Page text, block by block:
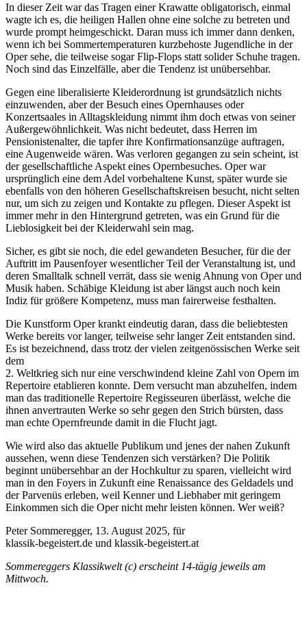
In dieser Zeit war das Tragen einer Krawatte obligatorisch, einmal
wagte ich es, die heiligen Hallen ohne eine solche zu betreten und
wurde prompt heimgeschickt. Daran muss ich immer dann denken,
wenn ich bei Sommertemperaturen kurzbehoste Jugendliche in der
Oper sehe, die teilweise sogar Flip-Flops statt solider Schuhe tragen.
Noch sind das Einzelfälle, aber die Tendenz ist unübersehbar.
Gegen eine liberalisierte Kleiderordnung ist grundsätzlich nichts
einzuwenden, aber der Besuch eines Opernhauses oder
Konzertsaales in Alltagskleidung nimmt ihm doch etwas von seiner
Außergewöhnlichkeit. Was nicht bedeutet, dass Herren im
Pensionistenalter, die tapfer ihre Konfirmationsanzüge auftragen,
eine Augenweide wären. Was verloren gegangen zu sein scheint, ist
der gesellschaftliche Aspekt eines Opernbesuches. Oper war
ursprünglich eine dem Adel vorbehaltene Kunst, später wurde sie
ebenfalls von den höheren Gesellschaftskreisen besucht, nicht selten
nur, um sich zu zeigen und Kontakte zu pflegen. Dieser Aspekt ist
immer mehr in den Hintergrund getreten, was ein Grund für die
Lieblosigkeit bei der Kleiderwahl sein mag.
Sicher, es gibt sie noch, die edel gewandeten Besucher, für die der
Auftritt im Pausenfoyer wesentlicher Teil der Veranstaltung ist, und
deren Smalltalk schnell verrät, dass sie wenig Ahnung von Oper und
Musik haben. Schäbige Kleidung ist aber längst auch noch kein
Indiz für größere Kompetenz, muss man fairerweise festhalten.
Die Kunstform Oper krankt eindeutig daran, dass die beliebtesten
Werke bereits vor langer, teilweise sehr langer Zeit entstanden sind.
Es ist bezeichnend, dass trotz der vielen zeitgenössischen Werke seit
dem
2. Weltkrieg sich nur eine verschwindend kleine Zahl von Opern im
Repertoire etablieren konnte. Dem versucht man abzuhelfen, indem
man das traditionelle Repertoire Regisseuren überlässt, welche die
ihnen anvertrauten Werke so sehr gegen den Strich bürsten, dass
man echte Opernfreunde damit in die Flucht jagt.
Wie wird also das aktuelle Publikum und jenes der nahen Zukunft
aussehen, wenn diese Tendenzen sich verstärken? Die Politik
beginnt unübersehbar an der Hochkultur zu sparen, vielleicht wird
man in den Foyers in Zukunft eine Renaissance des Geldadels und
der Parvenüs erleben, weil Kenner und Liebhaber mit geringem
Einkommen sich die Oper nicht mehr leisten können. Wer weiß?
Peter Sommeregger, 13. August 2025, für
klassik-begeistert.de und klassik-begeistert.at
Sommereggers Klassikwelt (c) erscheint 14-tägig jeweils am
Mittwoch.